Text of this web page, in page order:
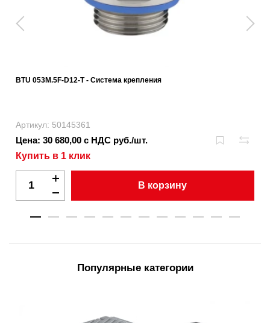
BTU 053M.5F-D12-T - Система крепления
Артикул: 50145361
Цена: 30 680,00 с НДС руб./шт.
Купить в 1 клик
В корзину
Популярные категории